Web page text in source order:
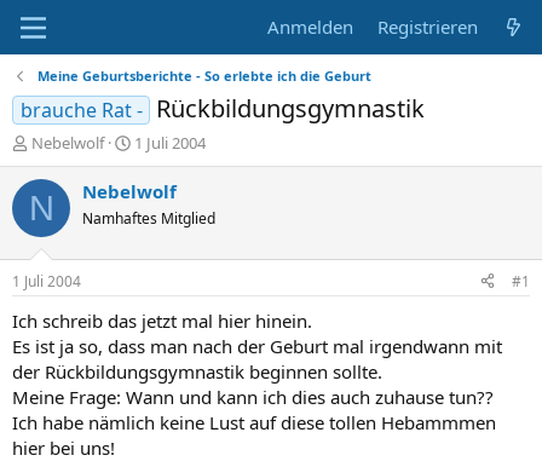
Anmelden Registrieren
Meine Geburtsberichte - So erlebte ich die Geburt
brauche Rat - Rückbildungsgymnastik
E
r
s
t
e
r
Nebelwolf
E
r
s
t
e
t
a
m
1 Juli 2004
N Nebelwolf
Namhaftes Mitglied
1 Juli 2004 #1
Ich schreib das jetzt mal hier hinein.
Es ist ja so, dass man nach der Geburt mal irgendwann mit
der Rückbildungsgymnastik beginnen sollte.
Meine Frage: Wann und kann ich dies auch zuhause tun??
Ich habe nämlich keine Lust auf diese tollen Hebammmen
hier bei uns!